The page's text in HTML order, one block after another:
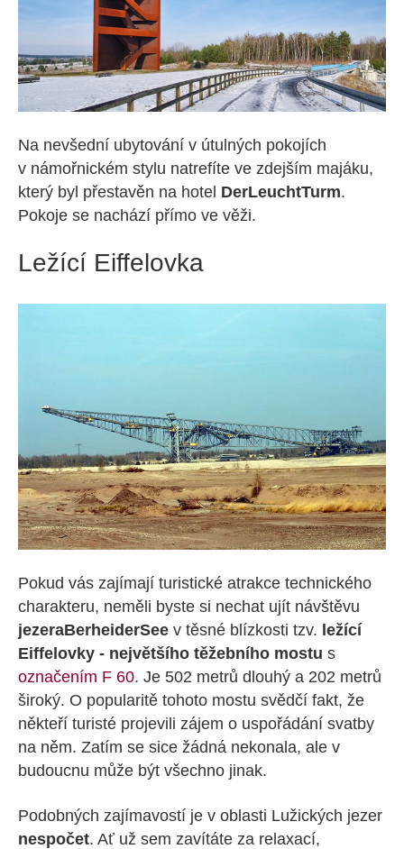
Na nevšední ubytování v útulných pokojích
v námořnickém stylu natrefíte ve zdejším majáku,
který byl přestavěn na hotel DerLeuchtTurm.
Pokoje se nachází přímo ve věži.
Ležící Eiffelovka
Pokud vás zajímají turistické atrakce technického
charakteru, neměli byste si nechat ujít návštěvu
jezeraBerheiderSee v těsné blízkosti tzv. ležící
Eiffelovky - největšího těžebního mostu s
označením F 60. Je 502 metrů dlouhý a 202 metrů
široký. O popularitě tohoto mostu svědčí fakt, že
někteří turisté projevili zájem o uspořádání svatby
na něm. Zatím se sice žádná nekonala, ale v
budoucnu může být všechno jinak.
Podobných zajímavostí je v oblasti Lužických jezer
nespočet. Ať už sem zavítáte za relaxací,